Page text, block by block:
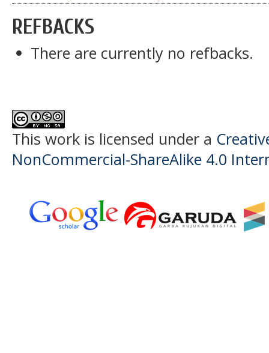
REFBACKS
There are currently no refbacks.
This work is licensed under a
NonCommercial-ShareAlike 4.0